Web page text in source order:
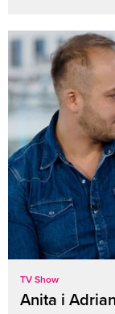
TV Show
Anita i